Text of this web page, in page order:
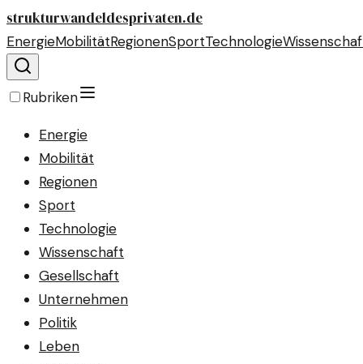
strukturwandeldesprivaten.de
EnergieMobilitätRegionenSportTechnologie
Rubriken
Energie
Mobilität
Regionen
Sport
Technologie
Wissenschaft
Gesellschaft
Unternehmen
Politik
Leben